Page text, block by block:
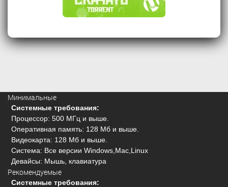
Минимальные
Системные требования:
Процессор: 500 МГц и выше.
Оперативная память: 128 Мб и выше.
Видеокарта: 128 Мб и выше.
Система: Все версии Windows,Mac,Linux
Девайсы: Мышь, клавиатура
Рекомендуемые
Системные требования: